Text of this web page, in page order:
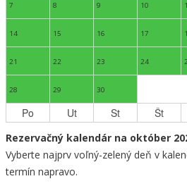
7 8 9 10
14 15 16 17
21 22 23 24
28 29 30
Po Ut St Št
Rezervačný kalendár na október
Vyberte najprv voľný-zelený deň v
termín napravo.